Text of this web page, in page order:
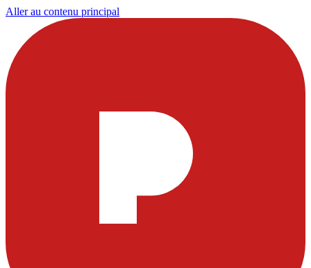
Aller au contenu principal